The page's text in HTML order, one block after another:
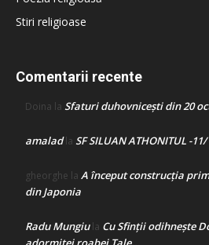
Stiri religioase
Comentarii recente
Doina la Sfaturi duhovnicești din 20
amaladla SF SILUAN ATHONITUL -11/
gheorghe la A început construcţia
din Japonia
Radu Mungiula Cu Sfinții odihnește